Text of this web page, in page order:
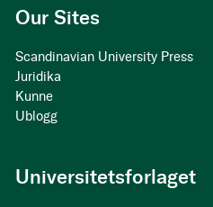
Our Sites
Scandinavian University Press
Juridika
Kunne
Ublogg
Universitetsforlaget